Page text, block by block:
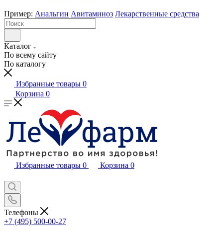
Пример: Анальгин Авитаминоз Лекарственные средства
Каталог
По всему сайту
По каталогу
Избранные товары 0
Корзина 0
Избранные товары 0 Корзина 0
Телефоны
+7 (495) 500-00-27